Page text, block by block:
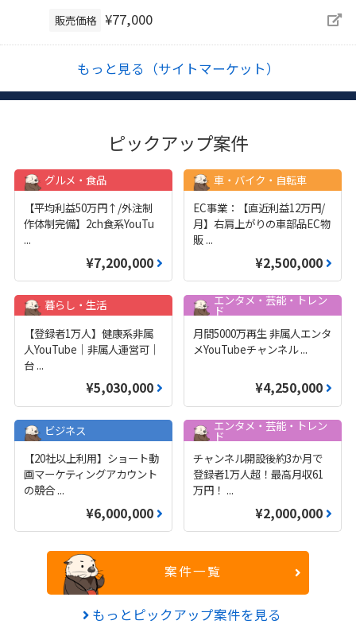
販売価格 ¥77,000
もっと見る（サイトマーケット）
ピックアップ案件
グルメ・食品
【平均利益50万円↑/外注制
作体制完備】2ch食系YouTu
...
¥7,200,000
車・バイク・自転車
EC事業：【直近利益12万円/
月】右肩上がりの車部品EC物
販 ...
¥2,500,000
暮らし・生活
【登録者1万人】健康系非属
人YouTube｜非属人運営可｜
台 ...
¥5,030,000
エンタメ・芸能・トレン
ド
月間5000万再生 非属人エンタ
メYouTubeチャンネル...
¥4,250,000
ビジネス
【20社以上利用】ショート動
画マーケティングアカウント
の競合...
¥6,000,000
エンタメ・芸能・トレン
ド
チャンネル開設後約3か月で
登録者1万人超！最高月収61
万円！ ...
¥2,000,000
案件一覧
もっとピックアップ案件を見る